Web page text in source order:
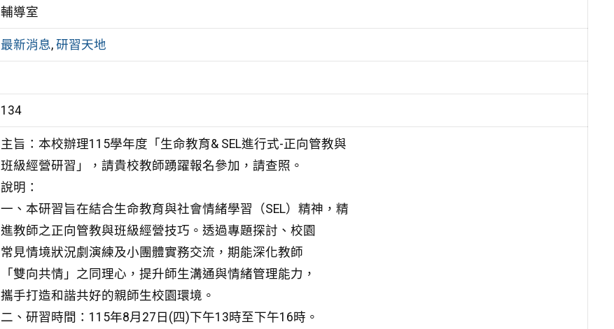
輔導室
最新消息, 研習天地
134
主旨：本校辦理115學年度「生命教育& SEL進行式-正向管教與
班級經營研習」，請貴校教師踴躍報名參加，請查照。
說明：
一、本研習旨在結合生命教育與社會情緒學習（SEL）精神，精
進教師之正向管教與班級經營技巧。透過專題探討、校園
常見情境狀況劇演練及小團體實務交流，期能深化教師
「雙向共情」之同理心，提升師生溝通與情緒管理能力，
攜手打造和諧共好的親師生校園環境。
二、研習時間：115年8月27日(四)下午13時至下午16時。